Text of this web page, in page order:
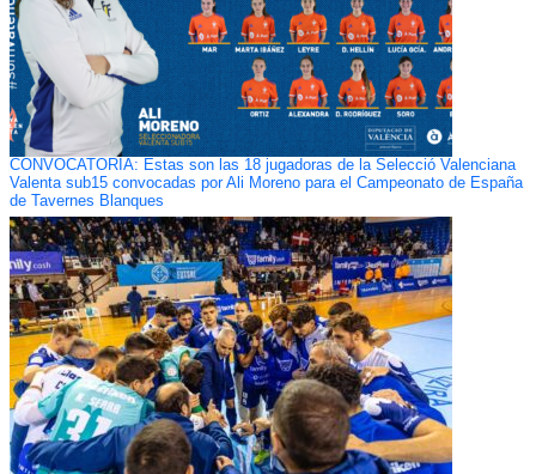
CONVOCATORIA: Estas son las 18 jugadoras de la Selecció Valenciana
Valenta sub15 convocadas por Ali Moreno para el Campeonato de España
de Tavernes Blanques